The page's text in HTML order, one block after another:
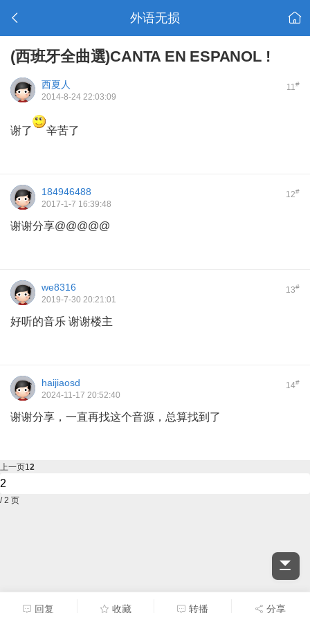
外语无损
(西班牙全曲選)CANTA EN ESPANOL !
11#
西夏人
2014-8-24 22:03:09
谢了 辛苦了
12#
184946488
2017-1-7 16:39:48
谢谢分享@@@@@
13#
we8316
2019-7-30 20:21:01
好听的音乐 谢谢楼主
14#
haijiaosd
2024-11-17 20:52:40
谢谢分享，一直再找这个音源，总算找到了
上一页12
/ 2 页
回复 收藏 转播 分享